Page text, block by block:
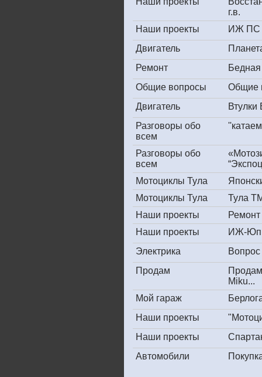
г.в.
Наши проекты
ИЖ ПС
Двигатель
Ремонт
Общие вопросы
Общие
Двигатель
Разговоры обо
всем
Разговоры обо
всем
Мотоциклы Тула
Мотоциклы Тула
Тула
Наши проекты
Наши проекты
ИЖ-
Электрика
Вопрос
Продам
Miku...
Мой гараж
Наши проекты
Наши проекты
Автомобили